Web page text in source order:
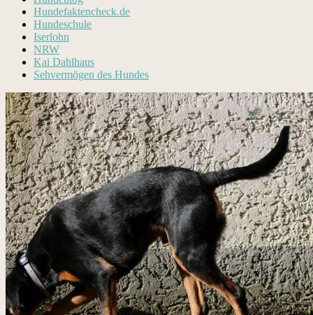
Hundefaktencheck.de
Hundeschule
Iserlohn
NRW
Kai Dahlhaus
Sehvermögen des Hundes